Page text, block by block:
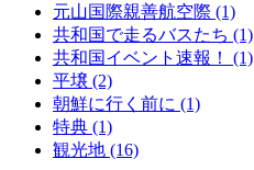
元山国際親善航空際 (1)
共和国で走るバスたち (1)
共和国イベント速報！ (1)
平壌 (2)
朝鮮に行く前に (1)
特典 (1)
観光地 (16)